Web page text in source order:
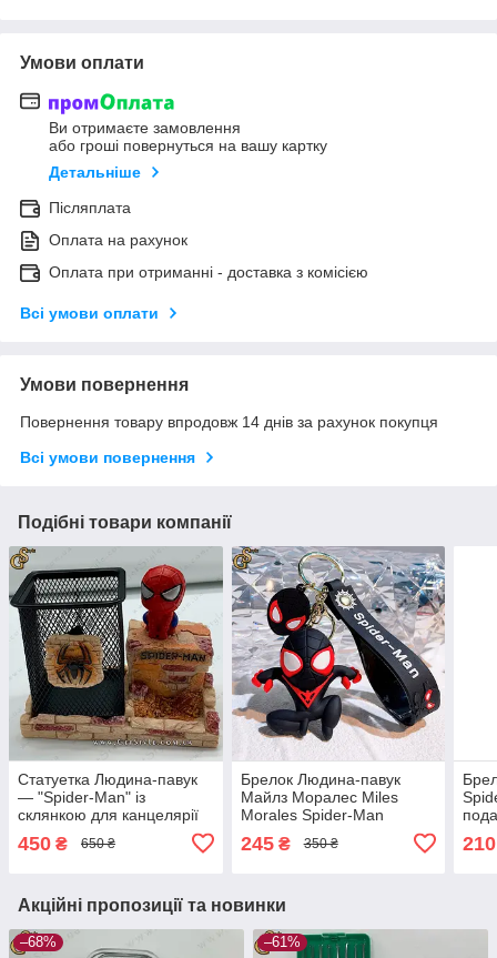
Умови оплати
Ви отримаєте замовлення
або гроші повернуться на вашу картку
Детальніше
Післяплата
Оплата на рахунок
Оплата при отриманні - доставка з комісією
Всі умови оплати
Умови повернення
Повернення товару впродовж 14 днів за рахунок покупця
Всі умови повернення
Подібні товари компанії
Статуетка Людина-павук
— "Spider-Man" із
склянкою для канцелярії
450 ₴ 650 ₴
Брелок Людина-павук
Майлз Моралес Miles
Morales Spider-Man
245₴ 350 ₴ 210
Акційні пропозиції та новинки
–68% –61%